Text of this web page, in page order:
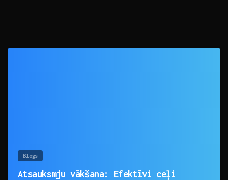
Blogs
Atsauksmju vākšana: Efektīvi ceļi